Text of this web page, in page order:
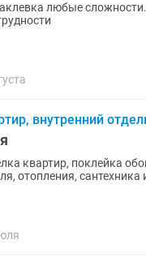
любые
внутренний
квартир, поклейка
отопления, сантехника